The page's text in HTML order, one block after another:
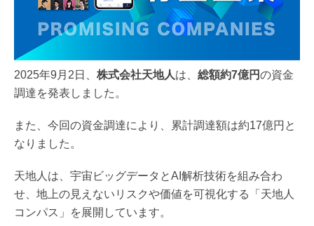
2025年9月2日、 株式会社天地人は、 総額約7億円の資金
調達を発表しました。
また、今回の資金調達により、累計調達額は約17億円と
なりました。
天地人は、宇宙ビッグデータとAI解析技術を組み合わ
せ、地上の見えないリスクや価値を可視化する「天地人
コンパス」を展開しています。